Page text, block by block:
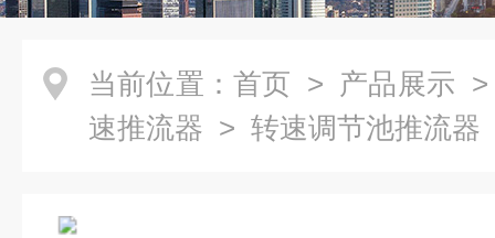
当前位置： 首页 > 产品展示
速推流器 > 转速调节池推流器